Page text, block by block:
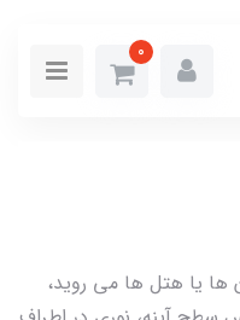
0
ها یا هتل ها می روید،